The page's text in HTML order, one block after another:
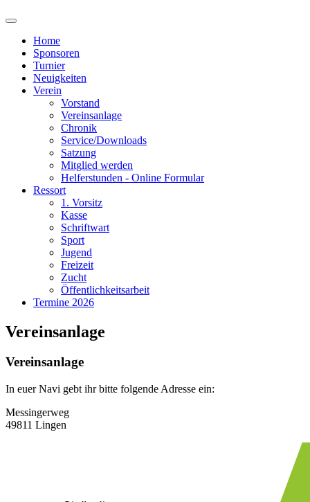
Home
Sponsoren
Turnier
Neuigkeiten
Verein
Vorstand
Vereinsanlage
Chronik
Service/Downloads
Satzung
Mitglied werden
Helferstunden - Online Formular
Ressort
1. Vorsitz
Kasse
Schriftwart
Sport
Jugend
Freizeit
Zucht
Öffentlichkeitsarbeit
Termine 2026
Vereinsanlage
Vereinsanlage
In euer Navi gebt ihr bitte folgende Adresse ein:
Messingerweg
49811 Lingen